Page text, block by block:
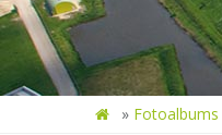
» Fotoalbums